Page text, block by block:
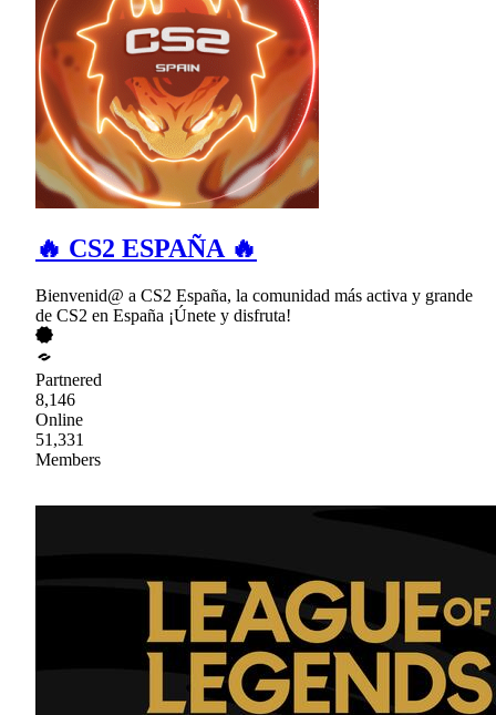
🔥 CS2 ESPAÑA 🔥
Bienvenid@ a CS2 España, la comunidad más activa y grande
de CS2 en España ¡Únete y disfruta!
Partnered
8,146
Online
51,331
Members